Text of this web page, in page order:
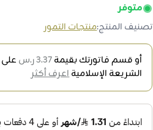
متوفر
تصنيف المنتج:منتجات التمور
أو قسم فاتورتك بقيمة3.37 ر.س على
الشريعة الإسلاميةاعرف أكثر